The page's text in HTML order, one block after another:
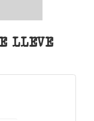
LLEVE